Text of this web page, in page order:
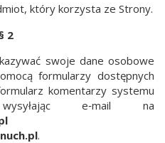
któ­ry korzy­sta ze Strony.
§ 2
swo­je dane oso­bo­we
for­mu­la­rzy dostęp­nych
komen­ta­rzy sys­te­mu
e‑mail na
.